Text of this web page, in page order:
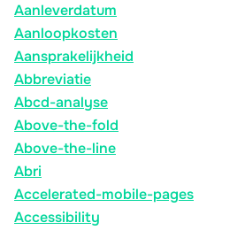
Aanleverdatum
Aanloopkosten
Aansprakelijkheid
Abbreviatie
Abcd-analyse
Above-the-fold
Above-the-line
Abri
Accelerated-mobile-pages
Accessibility